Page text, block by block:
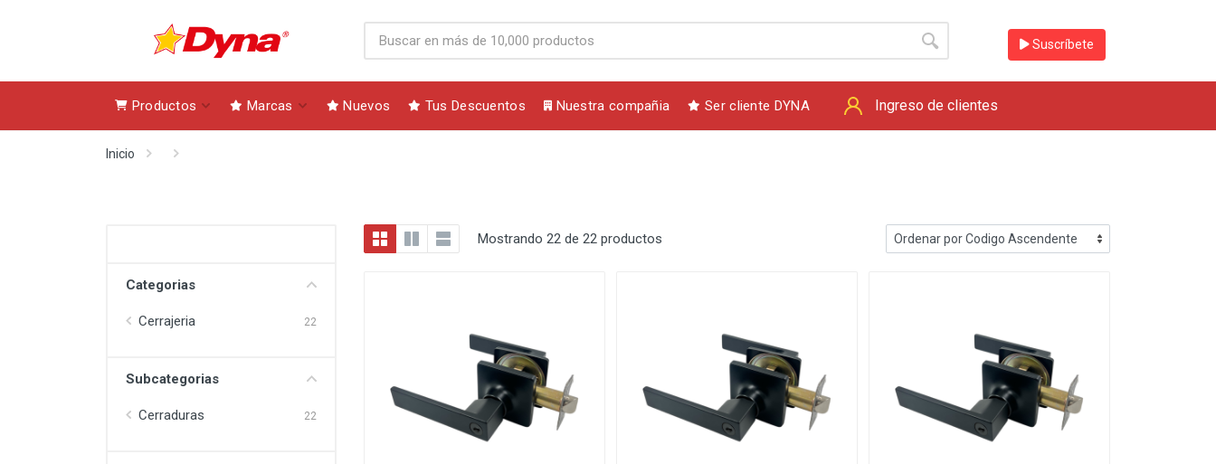
Suscríbete
Productos Marcas Nuevos Tus Descuentos Nuestra compañia Ser cliente DYNA Ingreso de clientes
Inicio
Categorias
Cerrajeria 22
Subcategorias
Cerraduras 22
Mostrando 22 de 22 productos